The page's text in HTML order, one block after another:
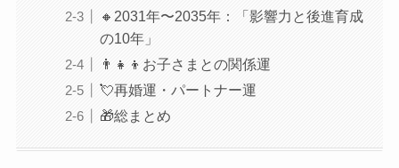
🔸2031年〜2035年：「影響力と後進育成
の10年」
👨‍👧‍👦お子さまとの関係運
💘再婚運・パートナー運
🎁総まとめ